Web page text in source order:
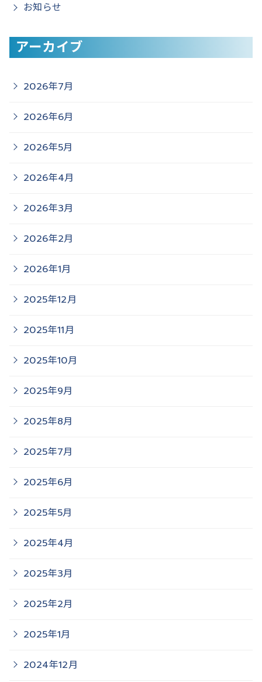
お知らせ
アーカイブ
2026年7月
2026年6月
2026年5月
2026年4月
2026年3月
2026年2月
2026年1月
2025年12月
2025年11月
2025年10月
2025年9月
2025年8月
2025年7月
2025年6月
2025年5月
2025年4月
2025年3月
2025年2月
2025年1月
2024年12月